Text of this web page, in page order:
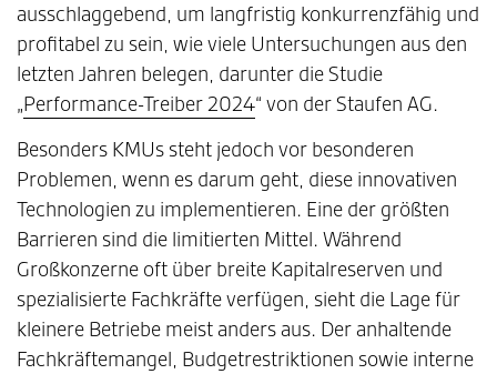
ausschlaggebend, um langfristig konkurrenzfähig und
profitabel zu sein, wie viele Untersuchungen aus den
letzten Jahren belegen, darunter die Studie
„Performance-Treiber 2024“ von der Staufen AG.
Besonders KMUs steht jedoch vor besonderen
Problemen, wenn es darum geht, diese innovativen
Technologien zu implementieren. Eine der größten
Barrieren sind die limitierten Mittel. Während
Großkonzerne oft über breite Kapitalreserven und
spezialisierte Fachkräfte verfügen, sieht die Lage für
kleinere Betriebe meist anders aus. Der anhaltende
Fachkräftemangel, Budgetrestriktionen sowie interne